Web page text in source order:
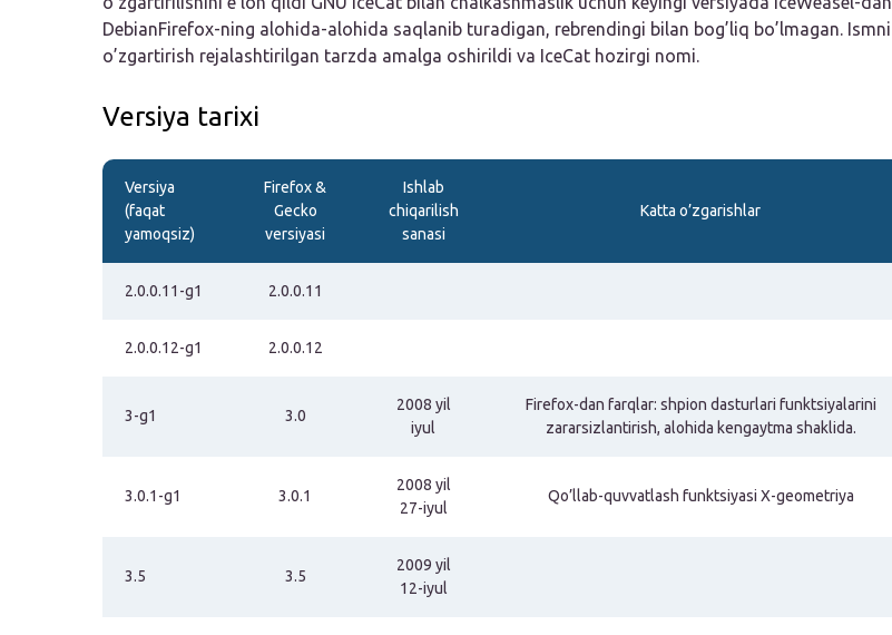
DebianFirefox-ning alohida-alohida saqlanib turadigan, rebrendingi bilan bog’liq bo’lmagan. Ismni
o’zgartirish rejalashtirilgan tarzda amalga oshirildi va IceCat hozirgi nomi.
Versiya tarixi
Versiya
(faqat
yamoqsiz)
Firefox &
Gecko
versiyasi
Ishlab
chiqarilish
sanasi
Katta o’zgarishlar
2.0.0.11-g1 2.0.0.11
2.0.0.12-g1 2.0.0.12
3-g1 3.0
2008 yil
iyul
Firefox-dan farqlar: shpion dasturlari funktsiyalarini
zararsizlantirish, alohida kengaytma shaklida.
3.0.1-g1 3.0.1
2008 yil
27-iyul
Qo’llab-quvvatlash funktsiyasi X-geometriya
3.5 3.5
2009 yil
12-iyul